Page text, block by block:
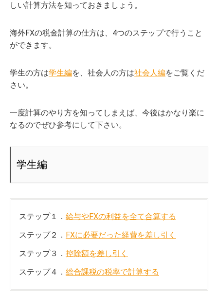
しい計算方法を知っておきましょう。
海外FXの税金計算の仕方は、4つのステップで行うこと
ができます。
学生の方は学生編を、社会人の方は社会人編をご覧くだ
さい。
一度計算のやり方を知ってしまえば、今後はかなり楽に
なるのでぜひ参考にして下さい。
学生編
ステップ１． 給与やFXの利益を全て合算する
ステップ２． FXに必要だった経費を差し引く
ステップ３． 控除額を差し引く
ステップ４． 総合課税の税率で計算する